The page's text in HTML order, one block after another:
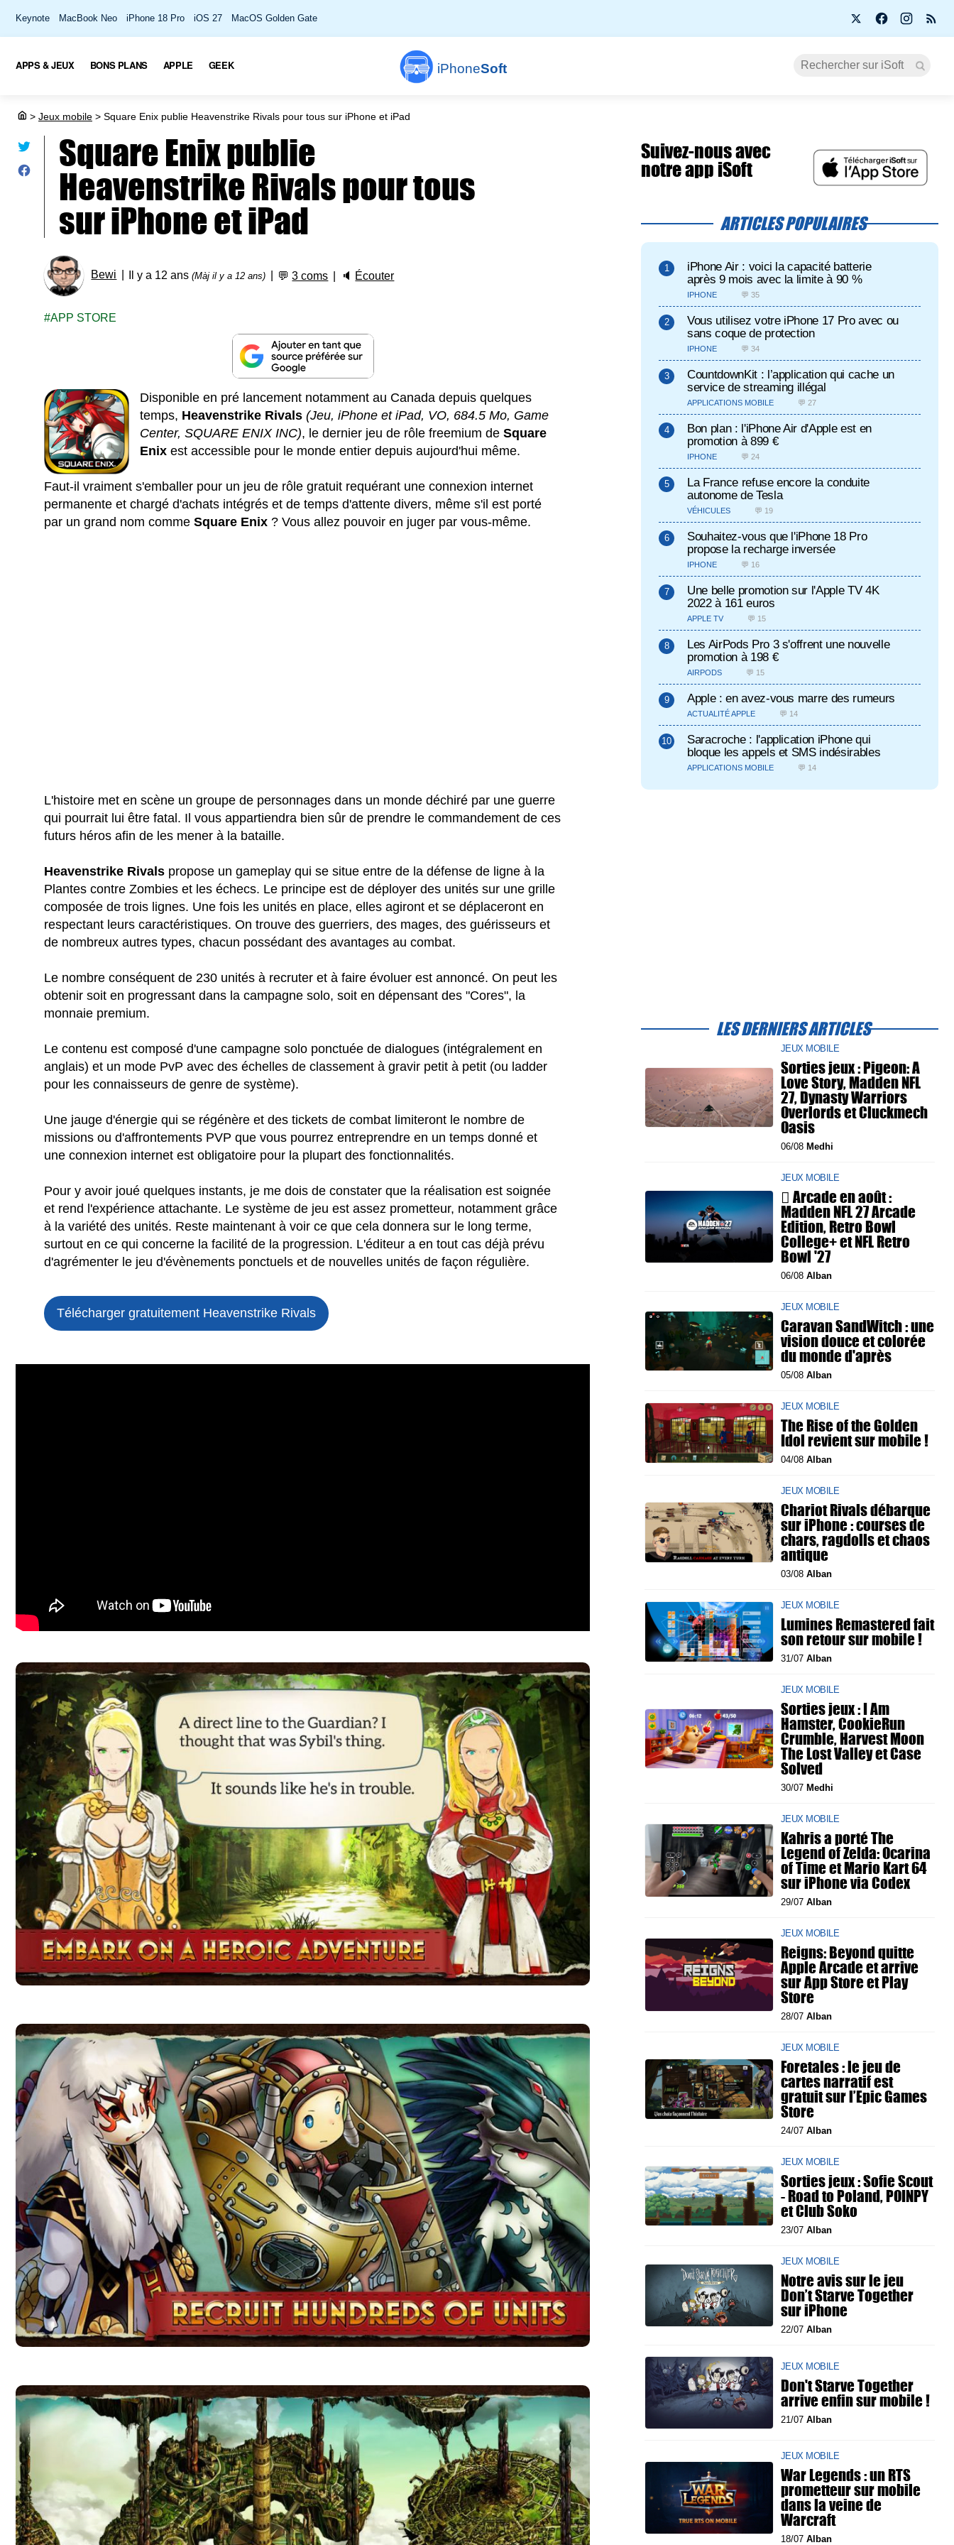
Keynote MacBook Neo iPhone 18 Pro iOS 27 MacOS Golden Gate
iPhoneSoft
APPS & JEUX BONS PLANS APPLE GEEK
> Jeux mobile > Square Enix publie Heavenstrike Rivals pour tous sur iPhone et iPad
Square Enix publie
Heavenstrike Rivals pour tous
sur iPhone et iPad
Bewi Il y a 12 ans(Màj il y a 12 ans) 💬3 coms 🔈 Écouter
APP STORE
Disponible en pré lancement notamment au Canada depuis quelques
temps, Heavenstrike Rivals (Jeu, iPhone et iPad, VO, 684.5 Mo, Game
Center, SQUARE ENIX INC), le dernier jeu de rôle freemium deSquare
Enix est accessible pour le monde entier depuis aujourd'hui même.
Faut-il vraiment s'emballer pour un jeu de rôle gratuit requérant une connexion internet
permanente et chargé d'achats intégrés et de temps d'attente divers, même s'il est porté
par un grand nom commeSquare Enix ? Vous allez pouvoir en juger par vous-même.
L'histoire met en scène un groupe de personnages dans un monde déchiré par une guerre
qui pourrait lui être fatal. Il vous appartiendra bien sûr de prendre le commandement de ces
futurs héros afin de les mener à la bataille.
Heavenstrike Rivals propose un gameplay qui se situe entre de la défense de ligne à la
Plantes contre Zombies et les échecs. Le principe est de déployer des unités sur une grille
composée de trois lignes. Une fois les unités en place, elles agiront et se déplaceront en
respectant leurs caractéristiques. On trouve des guerriers, des mages, des guérisseurs et
de nombreux autres types, chacun possédant des avantages au combat.
Le nombre conséquent de 230 unités à recruter et à faire évoluer est annoncé. On peut les
obtenir soit en progressant dans la campagne solo, soit en dépensant des "Cores", la
monnaie premium.
Le contenu est composé d'une campagne solo ponctuée de dialogues (intégralement en
anglais) et un mode PvP avec des échelles de classement à gravir petit à petit (ou ladder
pour les connaisseurs de genre de système).
Une jauge d'énergie qui se régénère et des tickets de combat limiteront le nombre de
missions ou d'affrontements PVP que vous pourrez entreprendre en un temps donné et
une connexion internet est obligatoire pour la plupart des fonctionnalités.
Pour y avoir joué quelques instants, je me dois de constater que la réalisation est soignée
et rend l'expérience attachante. Le système de jeu est assez prometteur, notamment grâce
à la variété des unités. Reste maintenant à voir ce que cela donnera sur le long terme,
surtout en ce qui concerne la facilité de la progression. L'éditeur a en tout cas déjà prévu
d'agrémenter le jeu d'évènements ponctuels et de nouvelles unités de façon régulière.
Télécharger gratuitement Heavenstrike Rivals
Suivez-nous avec
notre app iSoft
ARTICLES POPULAIRES
iPhone Air : voici la capacité batterie
après 9 mois avec la limite à 90 %
IPHONE 💬 35
Vous utilisez votre iPhone 17 Pro avec ou
sans coque de protection
IPHONE 💬 34
CountdownKit : l’application qui cache un
service de streaming illégal
APPLICATIONS MOBILE 💬 27
Bon plan : l'iPhone Air d'Apple est en
promotion à 899 €
IPHONE 💬 24
La France refuse encore la conduite
autonome de Tesla
VÉHICULES 💬 19
Souhaitez-vous que l'iPhone 18 Pro
propose la recharge inversée
IPHONE 💬 16
Une belle promotion sur l'Apple TV 4K
2022 à 161 euros
APPLE TV 💬 15
Les AirPods Pro 3 s'offrent une nouvelle
promotion à 198 €
AIRPODS 💬 15
Apple : en avez-vous marre des rumeurs
ACTUALITÉ APPLE 💬 14
Saracroche : l'application iPhone qui
bloque les appels et SMS indésirables
APPLICATIONS MOBILE 💬 14
LES DERNIERS ARTICLES
JEUX MOBILE
Sorties jeux : Pigeon: A
Love Story, Madden NFL
27, Dynasty Warriors
Overlords et Cluckmech
Oasis
06/08 Medhi
JEUX MOBILE
 Arcade en août :
Madden NFL 27 Arcade
Edition, Retro Bowl
College+ et NFL Retro
Bowl '27
06/08 Alban
JEUX MOBILE
Caravan SandWitch : une
vision douce et colorée
du monde d'après
05/08 Alban
JEUX MOBILE
The Rise of the Golden
Idol revient sur mobile !
04/08 Alban
JEUX MOBILE
Chariot Rivals débarque
sur iPhone : courses de
chars, ragdolls et chaos
antique
03/08 Alban
JEUX MOBILE
Lumines Remastered fait
son retour sur mobile !
31/07 Alban
JEUX MOBILE
Sorties jeux : I Am
Hamster, CookieRun
Crumble, Harvest Moon
The Lost Valley et Case
Solved
30/07 Medhi
JEUX MOBILE
Kahris a porté The
Legend of Zelda: Ocarina
of Time et Mario Kart 64
sur iPhone via Codex
29/07 Alban
JEUX MOBILE
Reigns: Beyond quitte
Apple Arcade et arrive
sur App Store et Play
Store
28/07 Alban
JEUX MOBILE
Foretales : le jeu de
cartes narratif est
gratuit sur l’Epic Games
Store
24/07 Alban
JEUX MOBILE
Sorties jeux : Sofie Scout
- Road to Poland, POINPY
et Club Soko
23/07 Alban
JEUX MOBILE
Notre avis sur le jeu
Don’t Starve Together
sur iPhone
22/07 Alban
JEUX MOBILE
Don't Starve Together
arrive enfin sur mobile !
21/07 Alban
JEUX MOBILE
War Legends : un RTS
prometteur sur mobile
dans la veine de
Warcraft
18/07 Alban